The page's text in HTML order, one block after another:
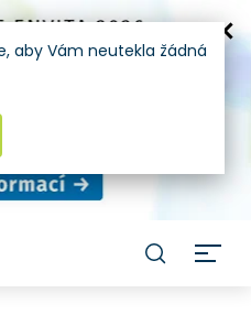
aby Vám neutekla žádná